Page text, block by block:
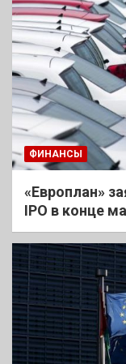
ФИНАНСЫ
«Европлан»
IPO в конце